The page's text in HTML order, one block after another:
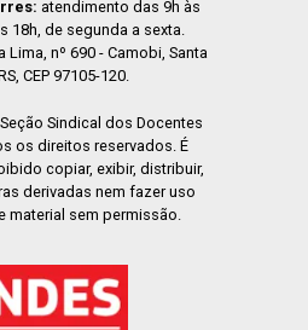
atendimento das 9h às
18h, de segunda a sexta.
Lima, nº 690 - Camobi, Santa
CEP 97105-120.
Sindical dos Docentes
os direitos reservados. É
copiar, exibir, distribuir,
derivadas nem fazer uso
material sem permissão.